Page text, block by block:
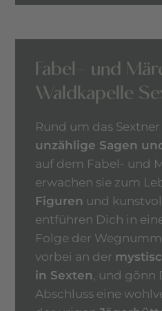
Fabel- und
Waldkapelle
Rund um das
unzählige Sagen
auf dem Fabel- und
erwachen sie zum
Figuren und
entführen Dich in
Folge der
vorbei an der
in Sexten, und gönn
Abschluss eine